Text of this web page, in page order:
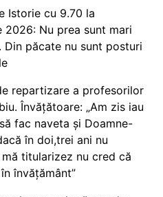
Istorie cu 9.70 la
2026: Nu prea sunt mari
Din păcate nu sunt posturi
repartizare a profesorilor
Învățătoare: „Am zis iau
fac naveta și Doamne-
în doi,trei ani nu
mă titularizez nu cred că
învățământ”